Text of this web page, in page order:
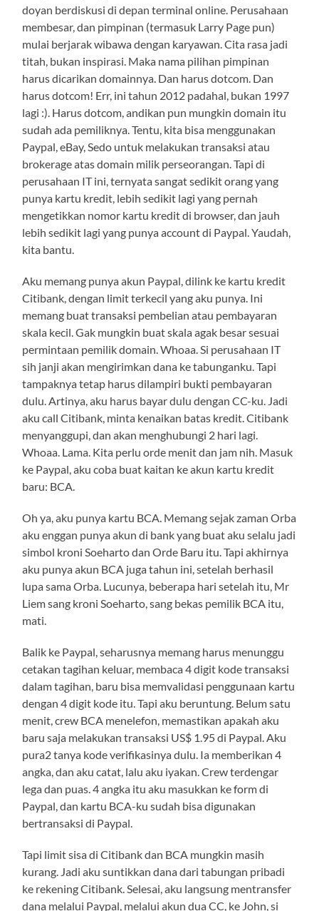
doyan berdiskusi di depan terminal online. Perusahaan
membesar, dan pimpinan (termasuk Larry Page pun)
mulai berjarak wibawa dengan karyawan. Cita rasa jadi
titah, bukan inspirasi. Maka nama pilihan pimpinan
harus dicarikan domainnya. Dan harus dotcom. Dan
harus dotcom! Err, ini tahun 2012 padahal, bukan 1997
lagi :). Harus dotcom, andikan pun mungkin domain itu
sudah ada pemiliknya. Tentu, kita bisa menggunakan
Paypal, eBay, Sedo untuk melakukan transaksi atau
brokerage atas domain milik perseorangan. Tapi di
perusahaan IT ini, ternyata sangat sedikit orang yang
punya kartu kredit, lebih sedikit lagi yang pernah
mengetikkan nomor kartu kredit di browser, dan jauh
lebih sedikit lagi yang punya account di Paypal. Yaudah,
kita bantu.
Aku memang punya akun Paypal, dilink ke kartu kredit
Citibank, dengan limit terkecil yang aku punya. Ini
memang buat transaksi pembelian atau pembayaran
skala kecil. Gak mungkin buat skala agak besar sesuai
permintaan pemilik domain. Whoaa. Si perusahaan IT
sih janji akan mengirimkan dana ke tabunganku. Tapi
tampaknya tetap harus dilampiri bukti pembayaran
dulu. Artinya, aku harus bayar dulu dengan CC-ku. Jadi
aku call Citibank, minta kenaikan batas kredit. Citibank
menyanggupi, dan akan menghubungi 2 hari lagi.
Whoaa. Lama. Kita perlu orde menit dan jam nih. Masuk
ke Paypal, aku coba buat kaitan ke akun kartu kredit
baru: BCA.
Oh ya, aku punya kartu BCA. Memang sejak zaman Orba
aku enggan punya akun di bank yang buat aku selalu jadi
simbol kroni Soeharto dan Orde Baru itu. Tapi akhirnya
aku punya akun BCA juga tahun ini, setelah berhasil
lupa sama Orba. Lucunya, beberapa hari setelah itu, Mr
Liem sang kroni Soeharto, sang bekas pemilik BCA itu,
mati.
Balik ke Paypal, seharusnya memang harus menunggu
cetakan tagihan keluar, membaca 4 digit kode transaksi
dalam tagihan, baru bisa memvalidasi penggunaan kartu
dengan 4 digit kode itu. Tapi aku beruntung. Belum satu
menit, crew BCA menelefon, memastikan apakah aku
baru saja melakukan transaksi US$ 1.95 di Paypal. Aku
pura2 tanya kode verifikasinya dulu. Ia memberikan 4
angka, dan aku catat, lalu aku iyakan. Crew terdengar
lega dan puas. 4 angka itu aku masukkan ke form di
Paypal, dan kartu BCA-ku sudah bisa digunakan
bertransaksi di Paypal.
Tapi limit sisa di Citibank dan BCA mungkin masih
kurang. Jadi aku suntikkan dana dari tabungan pribadi
ke rekening Citibank. Selesai, aku langsung mentransfer
dana melalui Paypal, melalui akun dua CC, ke John, si